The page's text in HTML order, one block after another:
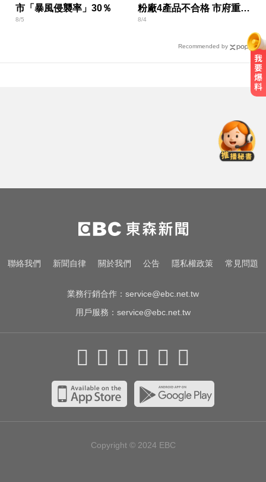
市「暴風侵襲率」30％
8/5
粉廠4產品不合格 市府重罰
384萬元
8/4
Recommended by
還很黑
更生人借錢遭拒 竟狠砍恩人老闆頸
部...二審仍判9年半
越動越年輕！銀髮族必學防跌運動
聯絡我們 新聞自律 關於我們 公告 隱私權政策 常見問題
業務行銷合作： service@ebc.net.tw
用戶服務： service@ebc.net.tw
Copyright © 2024 EBC